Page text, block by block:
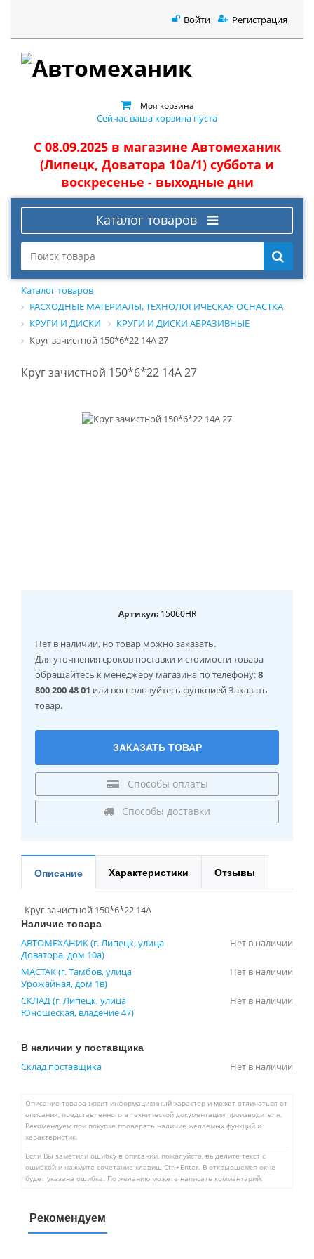
Войти Регистрация
Моя корзина
Сейчас ваша корзина пуста
С 08.09.2025 в магазине Автомеханик
(Липецк, Доватора 10а/1) суббота и
воскресенье - выходные дни
Каталог товаров
Каталог товаров
РАСХОДНЫЕ МАТЕРИАЛЫ, ТЕХНОЛОГИЧЕСКАЯ ОСНАСТКА
КРУГИ И ДИСКИ
КРУГИ И ДИСКИ АБРАЗИВНЫЕ
Круг зачистной 150*6*22 14A 27
Круг зачистной 150*6*22 14A 27
Артикул:15060HR
Нет в наличии, но товар можно заказать.
Для уточнения сроков поставки и стоимости товара
обращайтесь к менеджеру магазина по телефону:8
800 200 48 01 или воспользуйтесь функцией Заказать
товар.
ЗАКАЗАТЬ ТОВАР
Способы оплаты
Способы доставки
Описание Характеристики Отзывы
Круг зачистной 150*6*22 14A
Наличие товара
АВТОМЕХАНИК (г. Липецк, улица
Доватора, дом 10а)
Нет в наличии
МАСТАК (г. Тамбов, улица
Урожайная, дом 1в)
Нет в наличии
СКЛАД (г. Липецк, улица
Юношеская, владение 47)
Нет в наличии
В наличии у поставщика
Склад поставщика Нет в наличии
Описание товара носит информационный характер и может отличаться от
описания, представленного в технической документации производителя.
Рекомендуем при покупке проверять наличие желаемых функций и
характеристик.
Если Вы заметили ошибку в описании, пожалуйста, выделите текст с
ошибкой и нажмите сочетание клавиш Ctrl+Enter. В открывшемся окне
будет указана ошибка. По желанию можете написать комментарий.
Рекомендуем